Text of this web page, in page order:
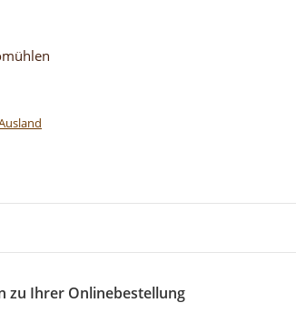
zu Ihrer Onlinebestellung